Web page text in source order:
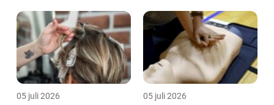
05 juli 2026 05 juli 2026